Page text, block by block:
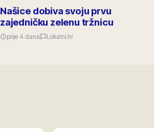
Našice dobiva svoju prvu
zajedničku zelenu tržnicu
prije 4 dana Lokalni.hr